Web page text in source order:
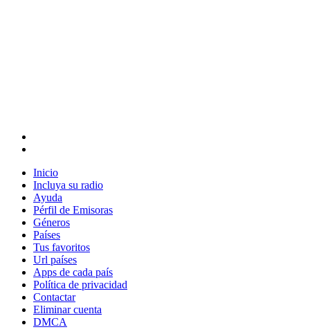
Inicio
Incluya su radio
Ayuda
Pérfil de Emisoras
Géneros
Países
Tus favoritos
Url países
Apps de cada país
Política de privacidad
Contactar
Eliminar cuenta
DMCA